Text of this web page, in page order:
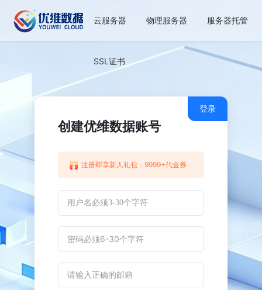
云服务器 物理服务器 服务器托管
SSL证书
登录
创建优维数据账号
注册即享新人礼包：9999+代金券